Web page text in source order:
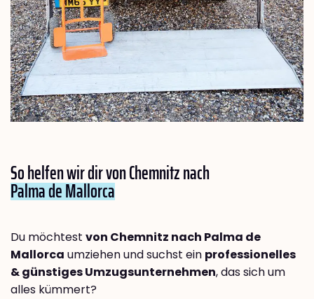
So helfen wir dir von Chemnitz nach
Palma de Mallorca
Du möchtest von Chemnitz nach Palma de
Mallorca umziehen und suchst ein professionelles
& günstiges Umzugsunternehmen, das sich um
alles kümmert?